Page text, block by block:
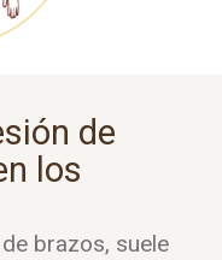
de
los
brazos, suele